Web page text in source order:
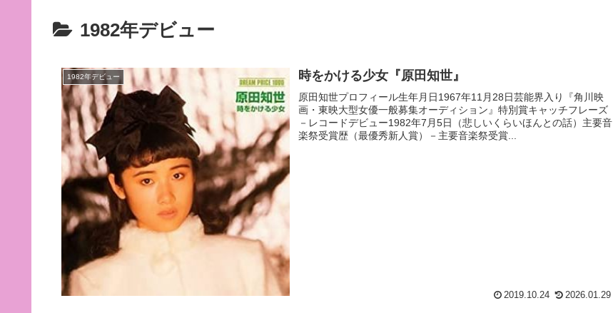
1982年デビュー
1982年デビュー 時をかける少女『原田知世』
原田知世プロフィール生年月日1967年11月28日芸能界入り『角川映
画・東映大型女優一般募集オーディション』特別賞キャッチフレーズ
－レコードデビュー1982年7月5日（悲しいくらいほんとの話）主要音
楽祭受賞歴（最優秀新人賞）－主要音楽祭受賞...
2019.10.24 2026.01.29